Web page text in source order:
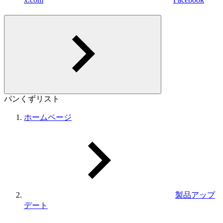
パンくずリスト
ホームページ
製品アップ
デート